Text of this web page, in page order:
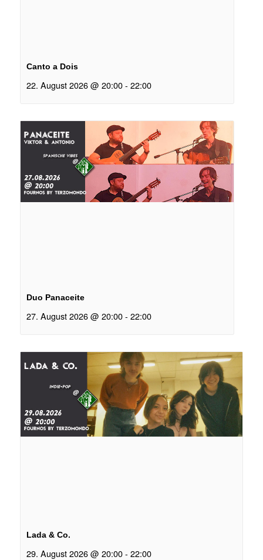
Canto a Dois
22. August 2026 @ 20:00 - 22:00
Duo Panaceite
27. August 2026 @ 20:00 - 22:00
Lada & Co.
29. August 2026 @ 20:00 - 22:00